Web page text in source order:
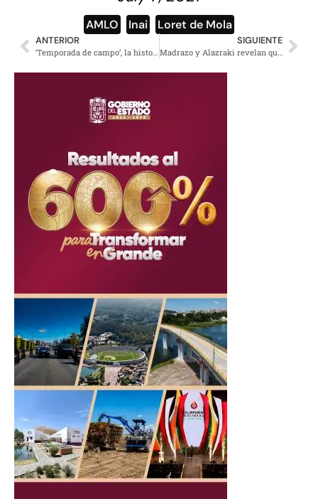
AMLO Inai Loret de Mola
ANTERIOR
‘Temporada de campo’, la historia de un niño que sueña con ser vaquero
SIGUIENTE
Madrazo y Alazraki revelan que mienten para golpetear a la 4T